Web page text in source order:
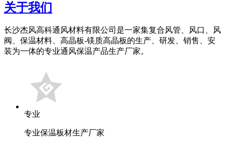
关于我们
长沙杰风高科通风材料有限公司是一家集复合风管、风口、风
阀、保温材料、高晶板-镁质高晶板的生产、研发、销售、安
装为一体的专业通风保温产品生产厂家。
专业
专业保温板材生产厂家